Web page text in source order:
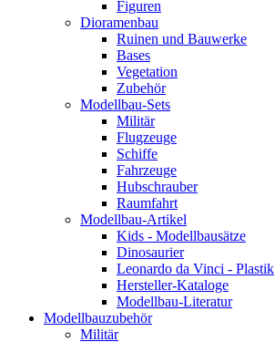
Figuren
Dioramenbau
Ruinen und Bauwerke
Bases
Vegetation
Zubehör
Modellbau-Sets
Militär
Flugzeuge
Schiffe
Fahrzeuge
Hubschrauber
Raumfahrt
Modellbau-Artikel
Kids - Modellbausätze
Dinosaurier
Leonardo da Vinci - Plastik
Hersteller-Kataloge
Modellbau-Literatur
Modellbauzubehör
Militär